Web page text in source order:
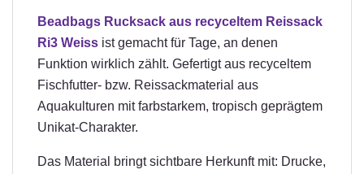
Beadbags Rucksack aus recyceltem Reissack
Ri3 Weiss ist gemacht für Tage, an denen
Funktion wirklich zählt. Gefertigt aus recyceltem
Fischfutter- bzw. Reissackmaterial aus
Aquakulturen mit farbstarkem, tropisch geprägtem
Unikat-Charakter.
Das Material bringt sichtbare Herkunft mit: Drucke,